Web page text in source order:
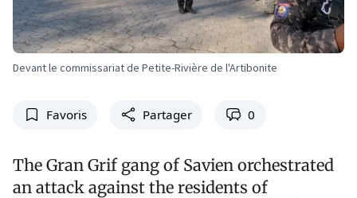
Devant le commissariat de Petite-Rivière de l'Artibonite
Favoris Partager 0
The Gran Grif gang of Savien orchestrated
an attack against the residents of